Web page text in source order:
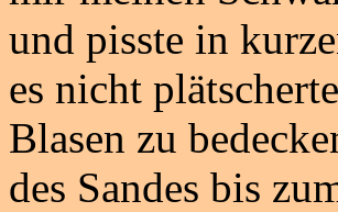
und pisste in
es nicht
Blasen zu
des Sandes bis